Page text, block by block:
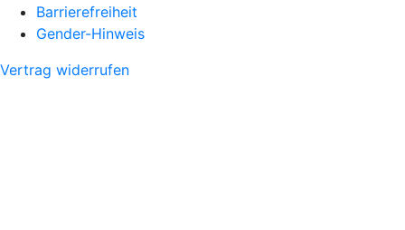
Barrierefreiheit
Gender-Hinweis
Vertrag widerrufen